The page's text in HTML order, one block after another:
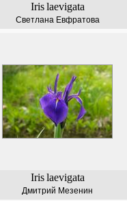
Iris laevigata
Светлана Евфратова
Iris laevigata
Дмитрий Мезенин